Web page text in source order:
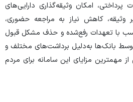
پرداختی، امکان وثیقه‌گذاری دارایی‌های
وثیقه، کاهش نیاز به مراجعه حضوری،
با تعهدات رفع‌شده و حذف مشکل قبول
بانک‌ها به‌دلیل برداشت‌های مختلف و
مهمترین مزایای این سامانه برای مردم